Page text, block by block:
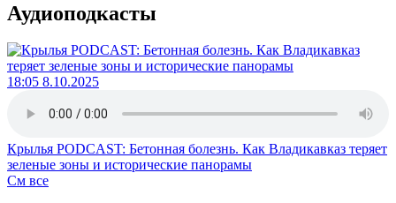
Аудиоподкасты
18:05 8.10.2025
Крылья PODCAST: Бетонная болезнь. Как Владикавказ теряет
зеленые зоны и исторические панорамы
См все